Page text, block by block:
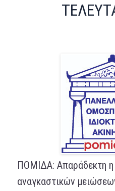
ΠΟΜΙΔΑ: Απαράδεκτη η
αναγκαστικών